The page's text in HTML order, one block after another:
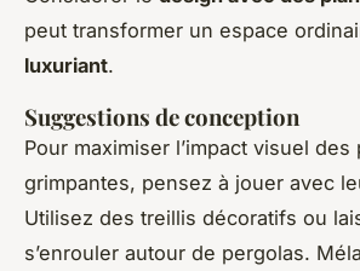
peut transformer un espace
luxuriant.
Suggestions de conception
Pour maximiser l’impact visuel des
grimpantes, pensez à jouer avec
Utilisez des treillis décoratifs ou
s’enrouler autour de pergolas.